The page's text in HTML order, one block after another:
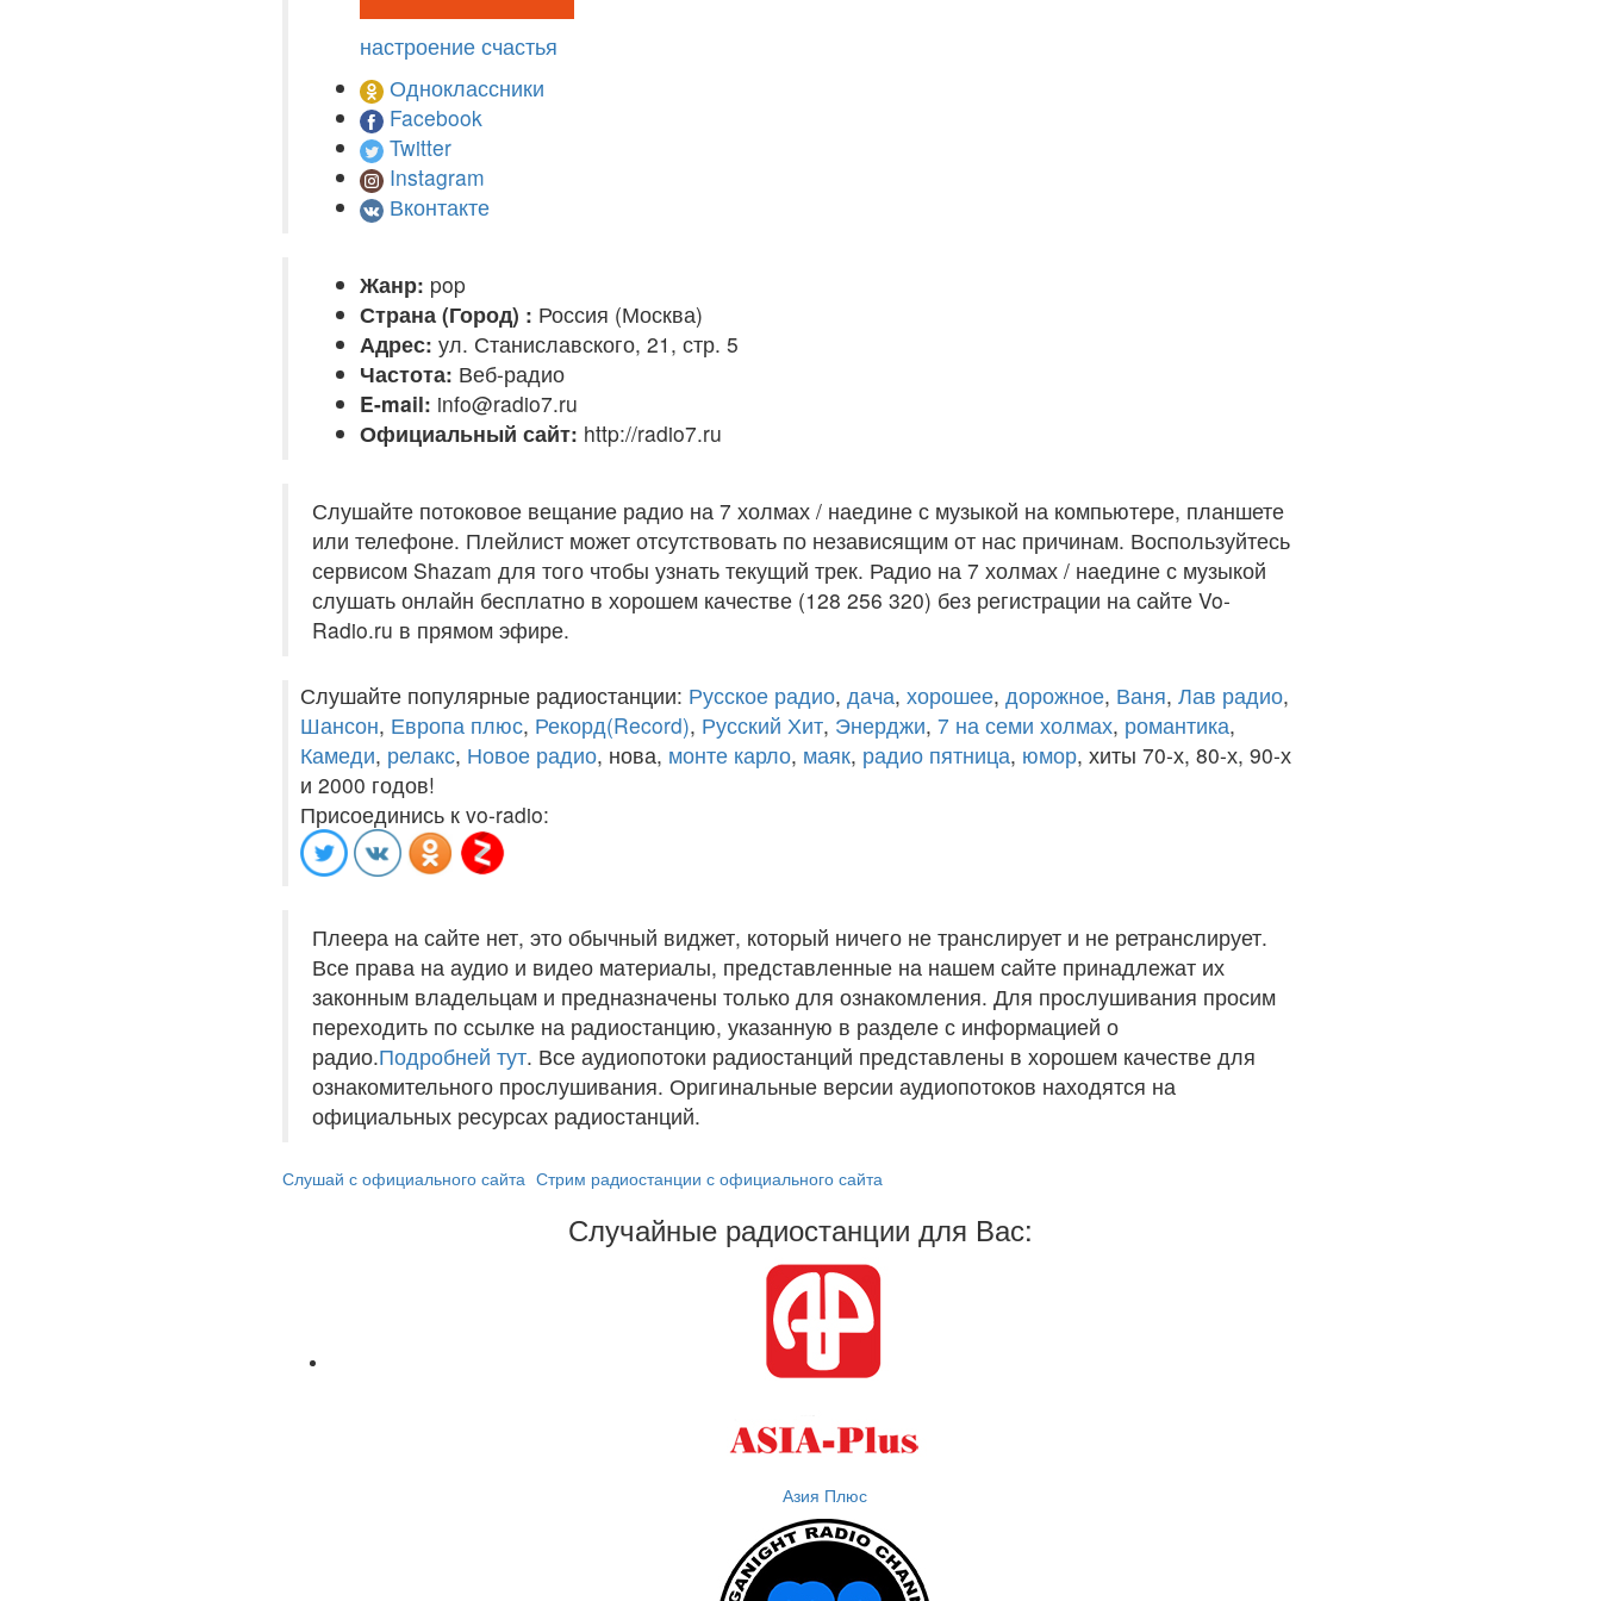
настроение счастья
Одноклассники
Facebook
Twitter
Instagram
Вконтакте
Жанр: pop
Страна (Город) : Россия (Москва)
Адрес: ул. Станиславского, 21, стр. 5
Частота: Веб-радио
E-mail: info@radio7.ru
Официальный сайт: http://radio7.ru
Слушайте потоковое вещание радио на 7 холмах / наедине с музыкой на компьютере, планшете
или телефоне. Плейлист может отсутствовать по независящим от нас причинам. Воспользуйтесь
сервисом Shazam для того чтобы узнать текущий трек. Радио на 7 холмах / наедине с музыкой
слушать онлайн бесплатно в хорошем качестве (128 256 320) без регистрации на сайте Vo-
Radio.ru в прямом эфире.
Слушайте популярные радиостанции: Русское радио, дача, хорошее, дорожное, Ваня, Лав радио,
Шансон, Европа плюс, Рекорд(Record), Русский Хит, Энерджи, 7 на семи холмах, романтика,
Камеди, релакс, Новое радио, нова, монте карло, маяк, радио пятница, юмор, хиты 70-х, 80-х, 90-х
и 2000 годов!
Присоединись к vo-radio:
Плеера на сайте нет, это обычный виджет, который ничего не транслирует и не ретранслирует.
Все права на аудио и видео материалы, представленные на нашем сайте принадлежат их
законным владельцам и предназначены только для ознакомления. Для прослушивания просим
переходить по ссылке на радиостанцию, указанную в разделе с информацией о
радио.Подробней тут. Все аудиопотоки радиостанций представлены в хорошем качестве для
ознакомительного прослушивания. Оригинальные версии аудиопотоков находятся на
официальных ресурсах радиостанций.
Слушай с официального сайта Стрим радиостанции с официального сайта
Случайные радиостанции для Вас:
Азия Плюс